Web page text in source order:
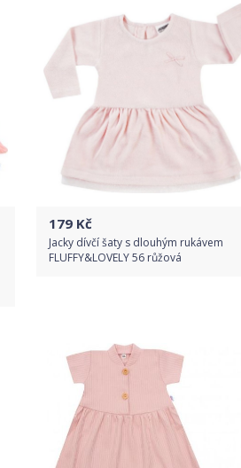
Detail produktu
179 Kč
Jacky dívčí šaty s dlouhým rukávem
FLUFFY&LOVELY 56 růžová
Detail produktu